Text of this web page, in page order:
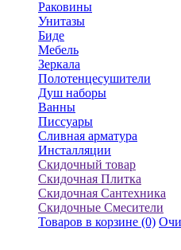
Раковины
Унитазы
Биде
Мебель
Зеркала
Полотенцесушители
Душ наборы
Ванны
Писсуары
Сливная арматура
Инсталляции
Скидочный товар
Скидочная Плитка
Скидочная Сантехника
Скидочные Смесители
Товаров в корзине (0)